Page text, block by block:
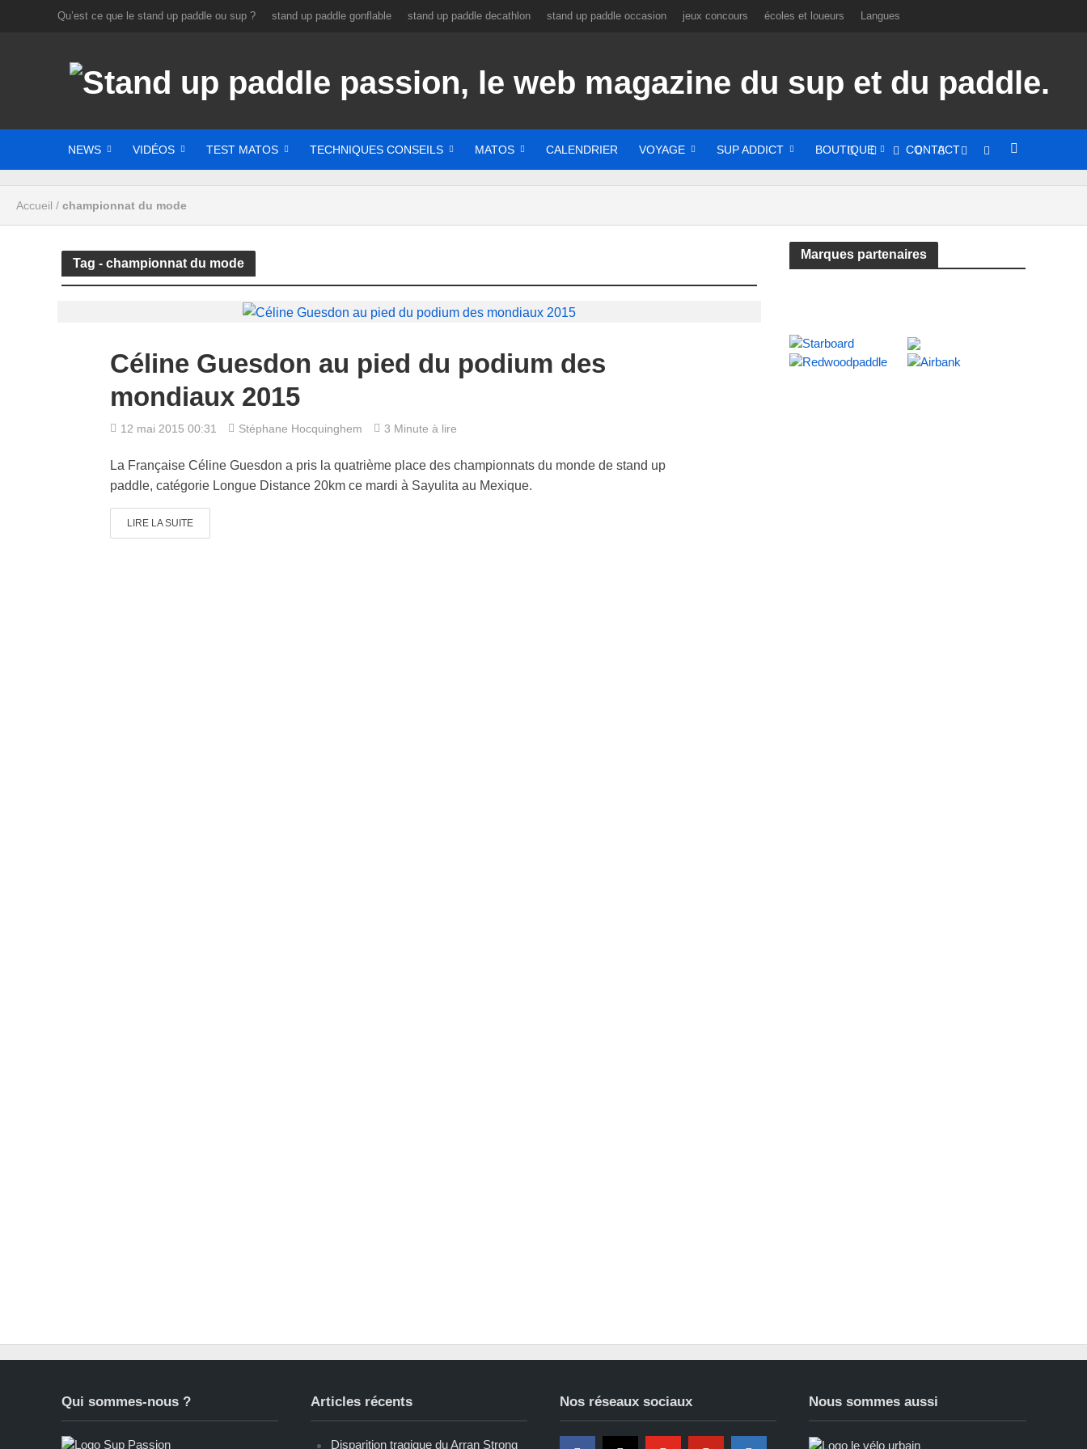
Qu’est ce que le stand up paddle ou sup ? stand up paddle gonflable stand up paddle decathlon stand up paddle occasion jeux concours écoles et loueurs Langues
NEWS VIDÉOS TEST MATOS TECHNIQUES CONSEILS MATOS CALENDRIER VOYAGE SUP ADDICT BOUTIQUE CONTACT
Accueil / championnat du mode
Tag - championnat du mode
Céline Guesdon au pied du podium des
mondiaux 2015
12 mai 2015 00:31 Stéphane Hocquinghem 3 Minute à lire
La Française Céline Guesdon a pris la quatrième place des championnats du monde de stand up
paddle, catégorie Longue Distance 20km ce mardi à Sayulita au Mexique.
LIRE LA SUITE
Marques partenaires
Qui sommes-nous ? Articles récents
Disparition tragique du Arran Strong
Nos réseaux sociaux Nous sommes aussi